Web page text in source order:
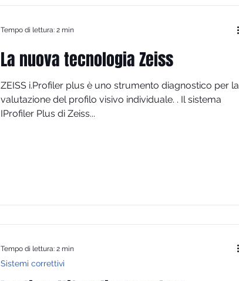
La nuova tecnologia Zeiss
ZEISS i.Profiler plus è uno strumento diagnostico per la
valutazione del profilo visivo individuale. . Il sistema
IProfiler Plus di Zeiss...
Tempo di lettura: 2 min
Sistemi correttivi
Tempo di lettura: 2 min